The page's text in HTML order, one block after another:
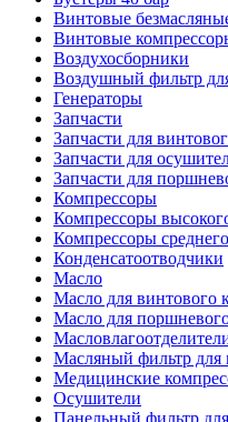
Винтовые
Винтовые
Воздухосборники
Воздушный фильтр
Генераторы
Запчасти
Запчасти для
Запчасти для
Запчасти для
Компрессоры
Компрессоры
Компрессоры
Конденсатоотводчики
Масло
Масло для винтового
Масло для
Масляный фильтр для
Медицинские
Осушители